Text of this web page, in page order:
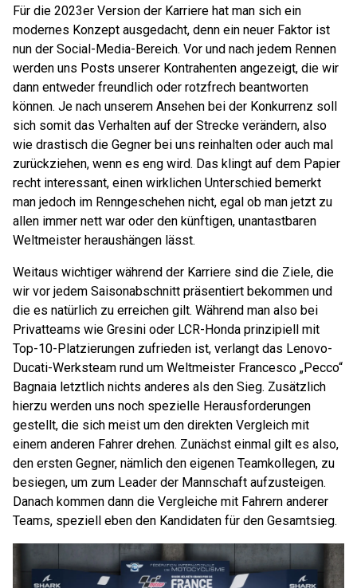
Für die 2023er Version der Karriere hat man sich ein
modernes Konzept ausgedacht, denn ein neuer Faktor ist
nun der Social-Media-Bereich. Vor und nach jedem Rennen
werden uns Posts unserer Kontrahenten angezeigt, die wir
dann entweder freundlich oder rotzfrech beantworten
können. Je nach unserem Ansehen bei der Konkurrenz soll
sich somit das Verhalten auf der Strecke verändern, also
wie drastisch die Gegner bei uns reinhalten oder auch mal
zurückziehen, wenn es eng wird. Das klingt auf dem Papier
recht interessant, einen wirklichen Unterschied bemerkt
man jedoch im Renngeschehen nicht, egal ob man jetzt zu
allen immer nett war oder den künftigen, unantastbaren
Weltmeister heraushängen lässt.
Weitaus wichtiger während der Karriere sind die Ziele, die
wir vor jedem Saisonabschnitt präsentiert bekommen und
die es natürlich zu erreichen gilt. Während man also bei
Privatteams wie Gresini oder LCR-Honda prinzipiell mit
Top-10-Platzierungen zufrieden ist, verlangt das Lenovo-
Ducati-Werksteam rund um Weltmeister Francesco „Pecco“
Bagnaia letztlich nichts anderes als den Sieg. Zusätzlich
hierzu werden uns noch spezielle Herausforderungen
gestellt, die sich meist um den direkten Vergleich mit
einem anderen Fahrer drehen. Zunächst einmal gilt es also,
den ersten Gegner, nämlich den eigenen Teamkollegen, zu
besiegen, um zum Leader der Mannschaft aufzusteigen.
Danach kommen dann die Vergleiche mit Fahrern anderer
Teams, speziell eben den Kandidaten für den Gesamtsieg.